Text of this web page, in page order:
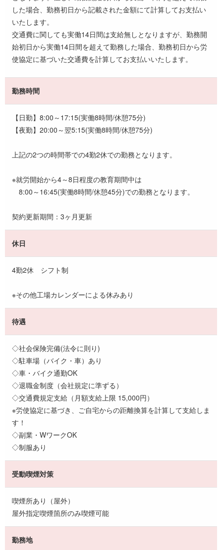
した場合、勤務初日から記載された金額にて計算してお支払い
いたします。
交通費に関しても実働14日間は支給無しとなりますが、勤務開
始初日から実働14日間を超えて勤務した場合、勤務初日から労
使協定に基づいた交通費を計算してお支払いいたします。
勤務時間
【日勤】8:00～17:15(実働8時間/休憩75分)
【夜勤】20:00～翌5:15(実働8時間/休憩75分)
上記の2つの時間帯での4勤2休での勤務となります。
※就労開始から4～8日程度の教育期間中は
8:00～16:45(実働8時間/休憩45分)での勤務となります。
契約更新期間：3ヶ月更新
休日
4勤2休 シフト制
※その他工場カレンダーによる休みあり
待遇
◇社会保険完備(法令に則り)
◇駐車場（バイク・車）あり
◇車・バイク通勤OK
◇退職金制度（会社規定に準ずる）
◇交通費規定支給（月額支給上限 15,000円）
※労使協定に基づき、ご自宅からの距離換算を計算して支給しま
す！
◇副業・WワークOK
◇制服あり
受動喫煙対策
喫煙所あり（屋外）
屋外指定喫煙箇所のみ喫煙可能
勤務地